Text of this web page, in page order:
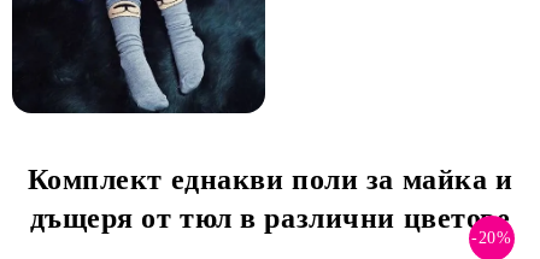
Комплект еднакви поли за майка и
дъщеря от тюл в различни цветове
-20%